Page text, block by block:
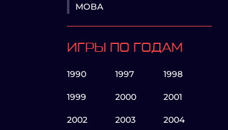
MOBA
ИГРЫ ПО ГОДАМ
1990 1997 1998
1999 2000 2001
2002 2003 2004